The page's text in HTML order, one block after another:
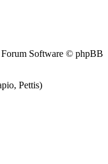
Software © phpBB
Pettis)